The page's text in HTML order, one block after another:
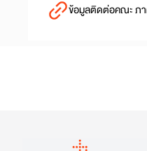
ข้อมูลติดต่อคณะ ภ